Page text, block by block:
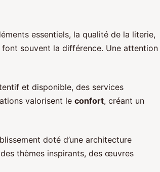
essentiels, la qualité de la literie,
font souvent la différence. Une attention
et disponible, des services
valorisent le confort, créant un
doté d’une architecture
thèmes inspirants, des œuvres